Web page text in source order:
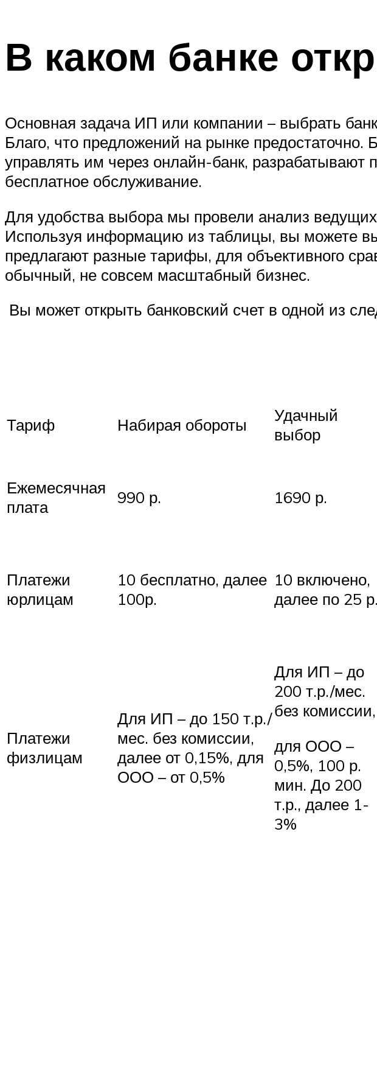
В каком банке
Основная задача ИП или компании – выбрать
Благо, что предложений на рынке предостаточно.
управлять им через онлайн-банк, разрабатывают
бесплатное обслуживание.
Для удобства выбора мы провели анализ
Используя информацию из таблицы, вы можете
предлагают разные тарифы, для объективного
обычный, не совсем масштабный бизнес.
Вы может открыть банковский счет в одной из
Тариф Набирая обороты
Удачный
выбор
Ежемесячная
плата
990 р. 1690 р.
Платежи
юрлицам
10 бесплатно, далее
100р.
10 включено,
далее по 25 р.
Платежи
физлицам
Для ИП – до 150 т.р./
мес. без комиссии,
далее от 0,15%, для
ООО – от 0,5%
Для ИП – до
200 т.р./мес.
без комиссии,
для ООО –
0,5%, 100 р.
мин. До 200
т.р., далее 1-
3%